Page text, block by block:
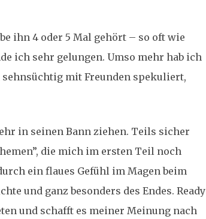
ihn 4 oder 5 Mal gehört – so oft wie
ich sehr gelungen. Umso mehr hab ich
mit Freunden spekuliert,
in seinen Bann ziehen. Teils sicher
die mich im ersten Teil noch
ein flaues Gefühl im Magen beim
und ganz besonders des Endes. Ready
und schafft es meiner Meinung nach